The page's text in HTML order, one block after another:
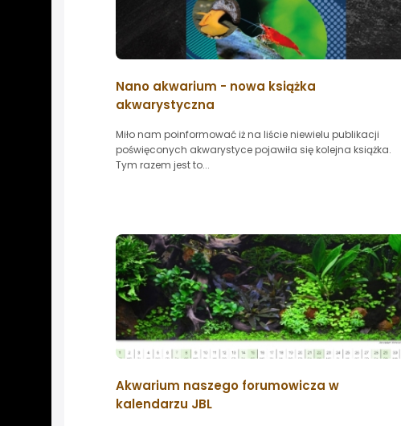
Nano akwarium - nowa książka
akwarystyczna
Miło nam poinformować iż na liście niewielu publikacji
poświęconych akwarystyce pojawiła się kolejna książka.
Tym razem jest to...
Akwarium naszego forumowicza w
kalendarzu JBL